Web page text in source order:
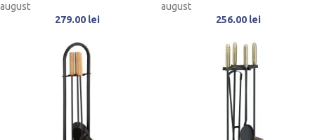
august
279.00 lei
august
256.00 lei